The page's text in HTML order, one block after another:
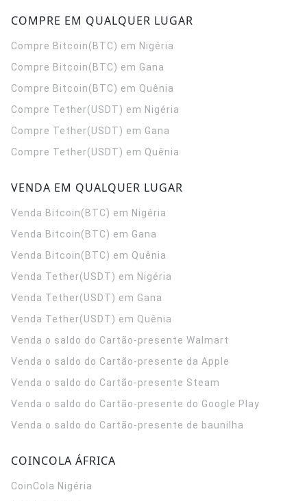
COMPRE EM QUALQUER LUGAR
Compre Bitcoin(BTC) em Nigéria
Compre Bitcoin(BTC) em Gana
Compre Bitcoin(BTC) em Quênia
Compre Tether(USDT) em Nigéria
Compre Tether(USDT) em Gana
Compre Tether(USDT) em Quênia
VENDA EM QUALQUER LUGAR
Venda Bitcoin(BTC) em Nigéria
Venda Bitcoin(BTC) em Gana
Venda Bitcoin(BTC) em Quênia
Venda Tether(USDT) em Nigéria
Venda Tether(USDT) em Gana
Venda Tether(USDT) em Quênia
Venda o saldo do Cartão-presente Walmart
Venda o saldo do Cartão-presente da Apple
Venda o saldo do Cartão-presente Steam
Venda o saldo do Cartão-presente do Google Play
Venda o saldo do Cartão-presente de baunilha
COINCOLA ÁFRICA
CoinCola Nigéria